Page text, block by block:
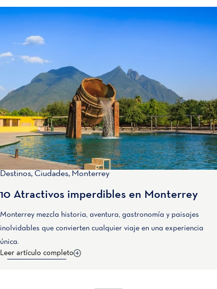
Destinos, Ciudades, Monterrey
10 Atractivos imperdibles en Monterrey
Monterrey mezcla historia, aventura, gastronomía y paisajes
inolvidables que convierten cualquier viaje en una experiencia
única.
Leer artículo completo